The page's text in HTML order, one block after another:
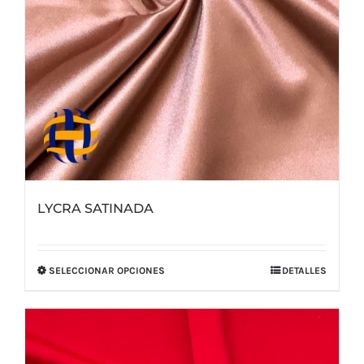
la
página
de
producto
LYCRA SATINADA
SELECCIONAR OPCIONES DETALLES